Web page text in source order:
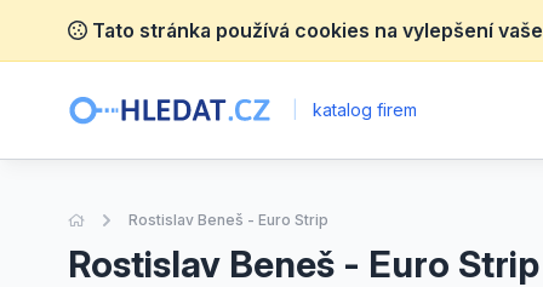
Tato stránka používá cookies na vylepšení
katalog firem
Úvodní stránka
Rostislav Beneš - Euro Strip
Rostislav Beneš - Euro Strip